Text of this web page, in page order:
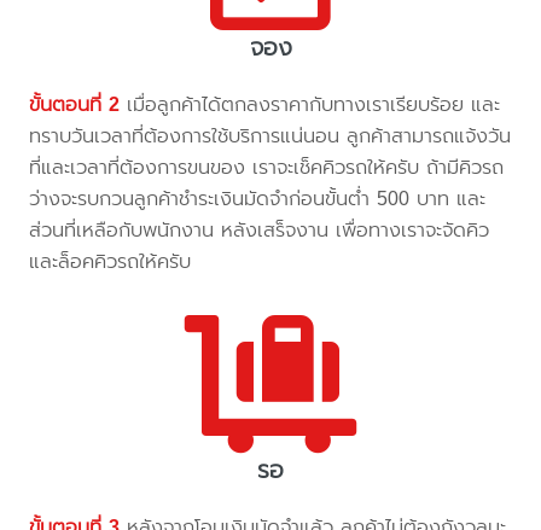
จอง
ขั้นตอนที่ 2 เมื่อลูกค้าได้ตกลงราคากับทางเราเรียบร้อย และ
ทราบวันเวลาที่ต้องการใช้บริการแน่นอน ลูกค้าสามารถแจ้งวัน
ที่และเวลาที่ต้องการขนของ เราจะเช็คคิวรถให้ครับ ถ้ามีคิวรถ
ว่างจะรบกวนลูกค้าชำระเงินมัดจำก่อนขั้นต่ำ 500 บาท และ
ส่วนที่เหลือกับพนักงาน หลังเสร็จงาน เพื่อทางเราจะจัดคิว
และล็อคคิวรถให้ครับ
รอ